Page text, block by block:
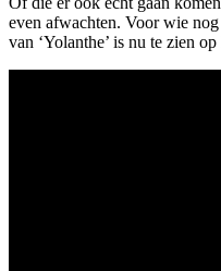
even afwachten. Voor wie
van ‘Yolanthe’ is nu te zien